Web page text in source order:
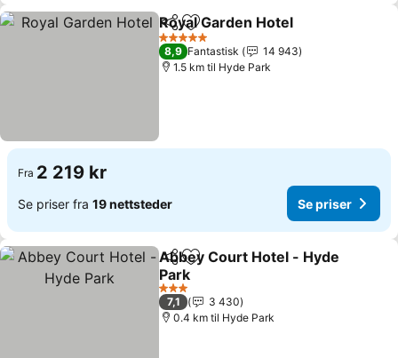
Del Legg til i favoritter
Royal Garden Hotel
5 Stjerner
8,9 Fantastisk
14 943
1.5 km til Hyde Park
Fra 2 219 kr
Se priser fra 19 nettsteder Se priser
Del Legg til i favoritter
Abbey Court Hotel - Hyde
Park
Se priser
3 Stjerner
7,1
3 430
0.4 km til Hyde Park